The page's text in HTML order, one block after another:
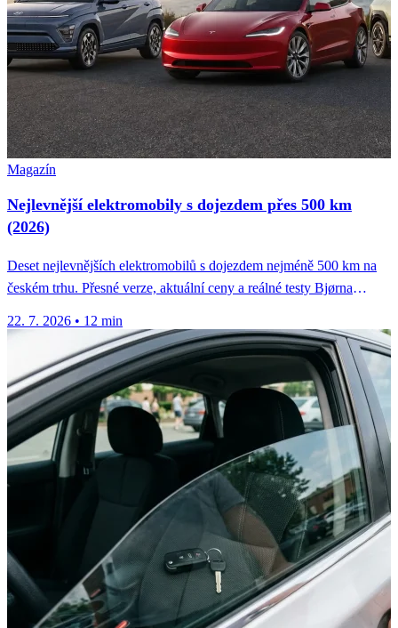
Magazín
Nejlevnější elektromobily s dojezdem přes 500 km
(2026)
Deset nejlevnějších elektromobilů s dojezdem nejméně 500 km na
českém trhu. Přesné verze, aktuální ceny a reálné testy Bjørna
22. 7. 2026 • 12 min